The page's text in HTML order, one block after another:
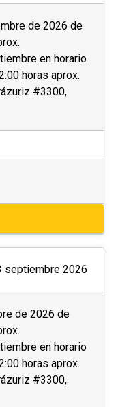
de 2026 de
en horario
horas aprox.
#3300,
septiembre 2026
de 2026 de
en horario
horas aprox.
#3300,